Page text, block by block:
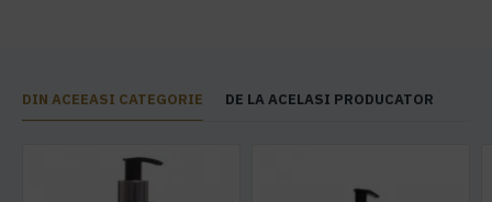
DIN ACEEASI CATEGORIE DE LA ACELASI PRODUCATOR